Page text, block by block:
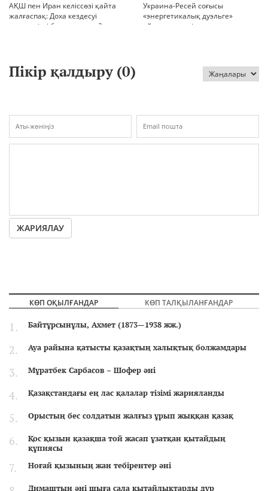
АҚШ пен Иран келіссөзі қайта
жалғаспақ: Доха кездесуі
шиеленісті бәсеңдете ме?
Украина-Ресей соғысы
«энергетикалық дуэльге»
айналып кетті
Пікір қалдыру (0)
ЖАРИЯЛАУ
КӨП ОҚЫЛҒАНДАР КӨП ТАЛҚЫЛАНҒАНДАР
Байтұрсынұлы, Ахмет (1873—1938 жж.)
Ауа райына қатысты қазақтың халықтық болжамдары
Мұратбек Сарбасов – Шофер әні
Қазақстандағы ең лас қалалар тізімі жарияланды
Орыстың бес солдатын жалғыз ұрып жыққан қазақ
Қос қызын қазақша той жасап ұзатқан қытайдың
құпиясы
Ноғай қызының жан тебірентер әні
Димаштың әні шыға сала қытайлықтарды дүр